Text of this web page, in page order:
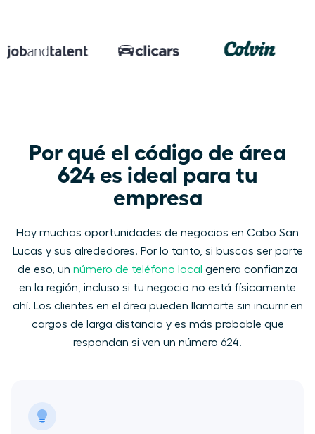
Por qué el código de área
624 es ideal para tu
empresa
Hay muchas oportunidades de negocios en Cabo San
Lucas y sus alrededores. Por lo tanto, si buscas ser parte
de eso, un número de teléfono local genera confianza
en la región, incluso si tu negocio no está físicamente
ahí. Los clientes en el área pueden llamarte sin incurrir en
cargos de larga distancia y es más probable que
respondan si ven un número 624.